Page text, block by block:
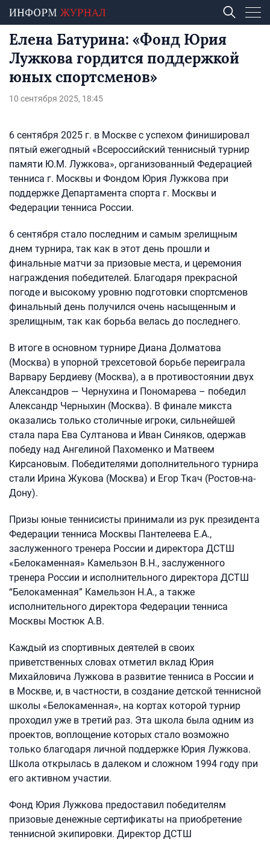
Елена Батурина: «Фонд Юрия
Лужкова гордится поддержкой
юных спортсменов»
10 сентября 2025, 18:45
6 сентября 2025 г. в Москве с успехом финишировал
пятый ежегодный «Всероссийский теннисный турнир
памяти Ю.М. Лужкова», организованный Федерацией
тенниса г. Москвы и Фондом Юрия Лужкова при
поддержке Департамента спорта г. Москвы и
Федерации тенниса России.
6 сентября стало последним и самым зрелищным
днем турнира, так как в этот день прошли и
финальные матчи за призовые места, и церемония
награждения победителей. Благодаря прекрасной
погоде и высокому уровню подготовки спортсменов
финальный день получился очень насыщенным и
зрелищным, так как борьба велась до последнего.
В итоге в основном турнире Диана Долматова
(Москва) в упорной трехсетовой борьбе переиграла
Варвару Бердиеву (Москва), а в противостоянии двух
Александров — Чернухина и Пономарева – победил
Александр Черныхин (Москва). В финале микста
оказались только столичные игроки, сильнейшей
стала пара Ева Султанова и Иван Синяков, одержав
победу над Ангелиной Пахоменко и Матвеем
Кирсановым. Победителями дополнительного турнира
стали Ирина Жукова (Москва) и Егор Ткач (Ростов-на-
Дону).
Призы юные теннисисты принимали из рук президента
Федерации тенниса Москвы Пантелеева Е.А.,
заслуженного тренера России и директора ДСТШ
«Белокаменная» Камельзон В.Н., заслуженного
тренера России и исполнительного директора ДСТШ
“Белокаменная” Камельзон Н.А., а также
исполнительного директора Федерации тенниса
Москвы Мостюк А.В.
Каждый из спортивных деятелей в своих
приветственных словах отметил вклад Юрия
Михайловича Лужкова в развитие тенниса в России и
в Москве, и, в частности, в создание детской теннисной
школы «Белокаменная», на кортах которой турнир
проходил уже в третий раз. Эта школа была одним из
проектов, воплощение которых стало возможно
только благодаря личной поддержке Юрия Лужкова.
Школа открылась в далеком и сложном 1994 году при
его активном участии.
Фонд Юрия Лужкова предоставил победителям
призовые денежные сертификаты на приобретение
теннисной экипировки. Директор ДСТШ